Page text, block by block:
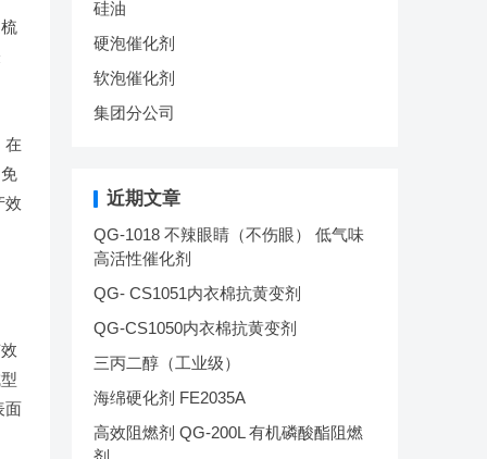
在
效
面
硅油
硬泡催化剂
软泡催化剂
集团分公司
近期文章
QG-1018 不辣眼睛（不伤眼） 低气味
高活性催化剂
QG- CS1051内衣棉抗黄变剂
QG-CS1050内衣棉抗黄变剂
三丙二醇（工业级）
海绵硬化剂 FE2035A
高效阻燃剂 QG-200L 有机磷酸酯阻燃